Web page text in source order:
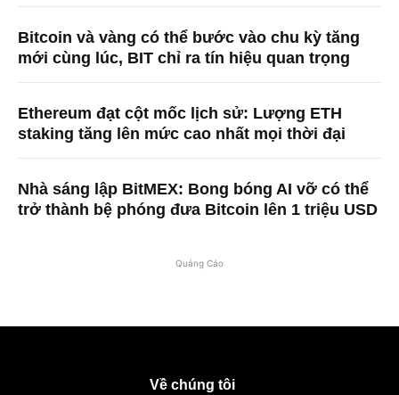
Bitcoin và vàng có thể bước vào chu kỳ tăng
mới cùng lúc, BIT chỉ ra tín hiệu quan trọng
Ethereum đạt cột mốc lịch sử: Lượng ETH
staking tăng lên mức cao nhất mọi thời đại
Nhà sáng lập BitMEX: Bong bóng AI vỡ có thể
trở thành bệ phóng đưa Bitcoin lên 1 triệu USD
Quảng Cáo
Về chúng tôi